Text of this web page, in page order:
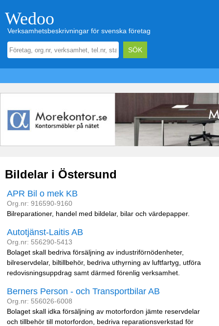
Wedoo
Verksamhetsbeskrivningar för svenska företag
Bildelar i Östersund
APR Bil o mek KB
Org.nr: 916590-9160
Bilreparationer, handel med bildelar, bilar och värdepapper.
Autotjänst-Laitis AB
Org.nr: 556290-5413
Bolaget skall bedriva försäljning av industriförnödenheter,
bilreservdelar, biltillbehör, bedriva uthyrning av luftfartyg, utföra
redovisningsuppdrag samt därmed förenlig verksamhet.
Berners Person - och Transportbilar AB
Org.nr: 556026-6008
Bolaget skall idka försäljning av motorfordon jämte reservdelar
och tillbehör till motorfordon, bedriva reparationsverkstad för